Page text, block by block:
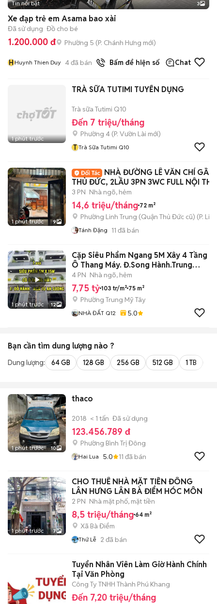
Tin nổi bật 3
Xe đạp trẻ em Asama bao xài
Đã sử dụng Đồ cho bé
1.200.000 đ Phường 5 (P. Chánh Hưng mới)
HHuynh Thien Duy 4đã bán Bấm để hiện số Chat
1 phút trước
TRÀ SỮA TUTIMI TUYỂN DỤNG
Trà sữa Tutimi Q10
Đến 7 triệu/tháng
Phường 4 (P. Vườn Lài mới)
T
Trà Sữa Tutimi Q10
1 phút trước 9
NHÀ ĐƯỜNG LÊ VĂN CHÍ
THỦ ĐỨC, 2LẦU 3PN 3WC FULL NỘI
3 PN Nhà ngõ, hẻm
14,6 triệu/tháng 72 m²
Phường Linh Trung (Quận Thủ Đức cũ) (P.
Tánh Đặng 11 đã bán
1 phút trước 12
Cặp Siêu Phẩm Ngang 5M Xây 4 Tầng
Ô Thang Máy. Đ.Song Hành.Trung
Chánh
4 PN Nhà ngõ, hẻm
7,75 tỷ 103 tr/m² 75 m²
Phường Trung Mỹ Tây
NHÀ ĐẤT Q12 5.0
Bạn cần tìm dung lượng nào ?
Dung lượng: 64 GB 128 GB 256 GB 512 GB 1 TB
1 phút trước 10
thaco
2018 < 1 tấn Đã sử dụng
123.456.789 đ
Phường Bình Trị Đông
Hai Lua 5.0 11 đã bán
1 phút trước 7
CHO THUÊ NHÀ MẶT TIỀN ĐÔNG
LÂN HƯNG LÂN BÀ ĐIỂM HÓC MÔN
2 PN Nhà mặt phố, mặt tiền
8,5 triệu/tháng 64 m²
Xã Bà Điểm
Thứ Lễ 2 đã bán
Tuyển Nhân Viên Làm Giờ Hành Chính
Tại Văn Phòng
Công Ty TNHH Thành Phú Khang
Đến 7,20 triệu/tháng